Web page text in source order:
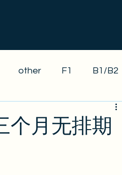
other F1 B1/B2
实用攻略
个月无排期